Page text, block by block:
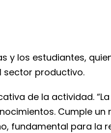
y los estudiantes,
sector productivo.
de la actividad.
Cumple un
fundamental para la